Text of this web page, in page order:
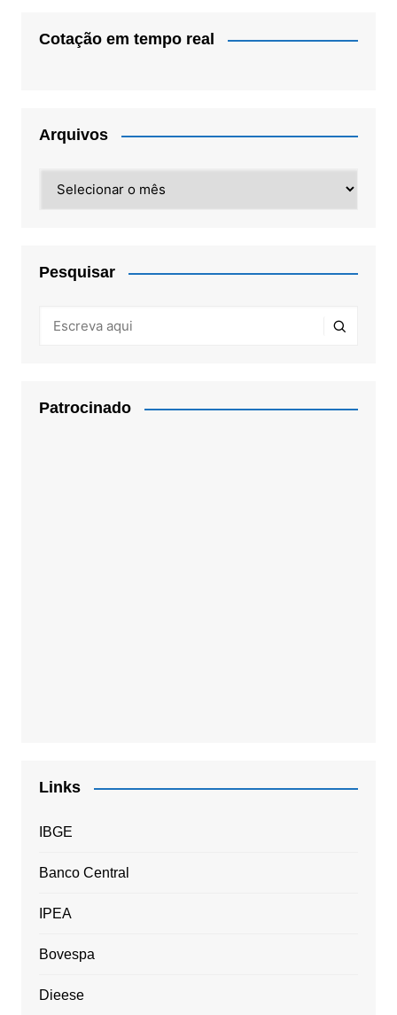
Cotação em tempo real
Arquivos
Pesquisar
Patrocinado
Links
IBGE
Banco Central
IPEA
Bovespa
Dieese